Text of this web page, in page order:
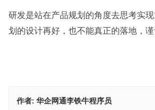
研发是站在产品规划的角度去思考实
划的设计再好，也不能真正的落地，谨
作者: 华企网通李铁牛程序员